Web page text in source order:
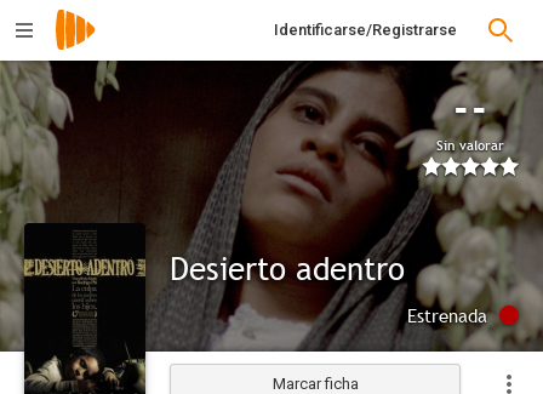
Identificarse/Registrarse
--
Sin valorar
Desierto adentro
Estrenada
Marcar ficha